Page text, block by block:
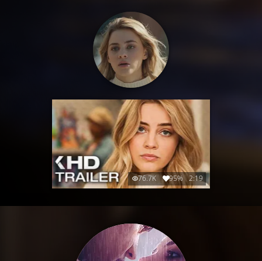
76.7K 95% 2:19